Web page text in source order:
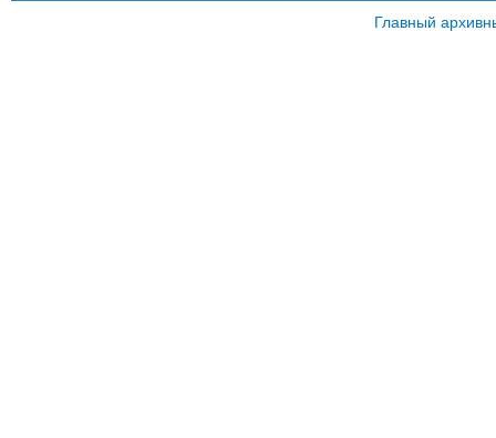
Главный